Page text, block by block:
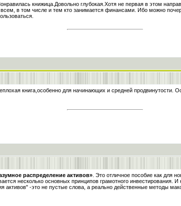
книжица.Довольно глубокая.Хотя не первая в этом
в том числе и тем кто занимается финансами. Ибо можно
книга,особенно для начинающих и средней продвинутости.
распределение активов». Это отличное пособие как для
несколько основных принципов грамотного инвестирования.
активов" -это не пустые слова, а реально действенные методы